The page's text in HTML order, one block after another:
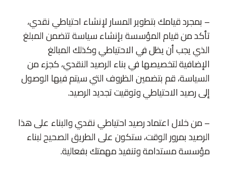
– بمجرد قيامك بتطوير المسار لإنشاء احتياطي نقدي،
تأكد من قيام المؤسسة بإنشاء سياسة تتضمن المبلغ
الذي يجب أن يظل في الاحتياطي وكذلك المبالغ
الإضافية لتخصيصها في بناء الرصيد النقدي، كجزء من
السياسة، قم بتضمين الظروف التي سيتم فيها الوصول
إلى رصيد الاحتياطي وتوقيت تجديد الرصيد.
– من خلال اعتماد رصيد احتياطي نقدي والبناء على هذا
الرصيد بمرور الوقت، ستكون على الطريق الصحيح لبناء
مؤسسة مستدامة وتنفيذ مهمتك بفعالية.